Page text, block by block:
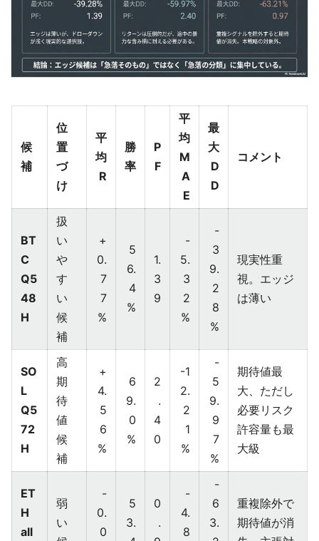
候
補
位
置
づ
け
平
均
R
勝
率
P
F
平
均
M
A
E
最
大
D
D
コメント
BT
C
Q5
48
H
扱
い
や
す
い
候
補
+
0.
7
7
%
5
6.
4
%
1.
3
9
-
5.
3
2
%
-
3
9.
2
8
%
現実性重
視。エッジ
は薄い
SO
L
Q5
72
H
高
期
待
値
候
補
+
4.
5
6
%
6
9.
0
%
2
.
4
0
-1
2.
2
1
%
-
5
9.
9
7
%
期待値最
大、ただし
必要リスク
許容量も最
大級
ET
H
all
弱
い
-
0.
0
5
3.
0
.
-
4.
8
-
6
3.
重複除外で
期待値が消